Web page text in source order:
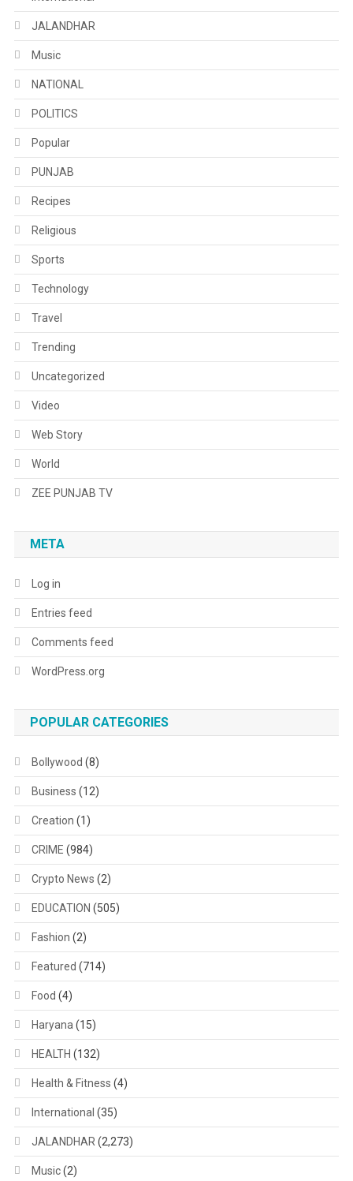
JALANDHAR
Music
NATIONAL
POLITICS
Popular
PUNJAB
Recipes
Religious
Sports
Technology
Travel
Trending
Uncategorized
Video
Web Story
World
ZEE PUNJAB TV
META
Log in
Entries feed
Comments feed
WordPress.org
POPULAR CATEGORIES
Bollywood (8)
Business (12)
Creation (1)
CRIME (984)
Crypto News (2)
EDUCATION (505)
Fashion (2)
Featured (714)
Food (4)
Haryana (15)
HEALTH (132)
Health & Fitness (4)
International (35)
JALANDHAR (2,273)
Music(2)